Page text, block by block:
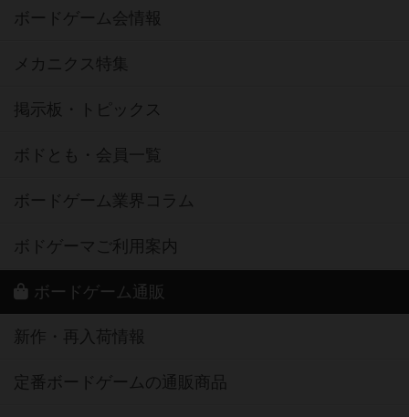
ボードゲーム会情報
メカニクス特集
掲示板・トピックス
ボドとも・会員一覧
ボードゲーム業界コラム
ボドゲーマご利用案内
ボードゲーム通販
新作・再入荷情報
定番ボードゲームの通販商品